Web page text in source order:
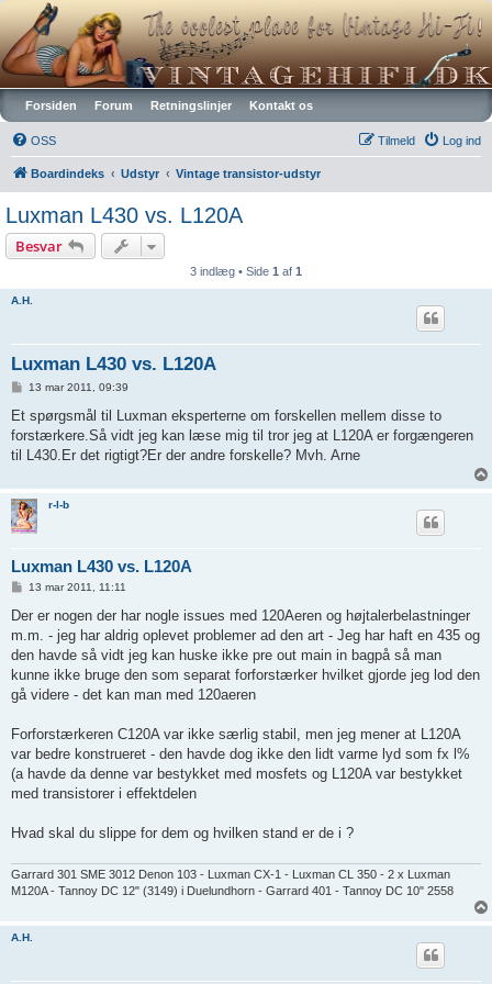
Vintagehifi.dk
Forsiden Forum Retningslinjer Kontakt os
OSS Log ind
Tilmeld
Boardindeks Udstyr Vintage transistor-udstyr
Luxman L430 vs. L120A
Besvar
3 indlæg • Side 1 af 1
A.H.
Luxman L430 vs. L120A
d
æ
g
13 mar 2011, 09:39
Et spørgsmål til Luxman eksperterne om forskellen mellem disse to
forstærkere.Så vidt jeg kan læse mig til tror jeg at L120A er forgængeren
til L430.Er det rigtigt?Er der andre forskelle? Mvh. Arne
r-l-b
Luxman L430 vs. L120A
d
æ
g
13 mar 2011, 11:11
Der er nogen der har nogle issues med 120Aeren og højtalerbelastninger
m.m. - jeg har aldrig oplevet problemer ad den art - Jeg har haft en 435 og
den havde så vidt jeg kan huske ikke pre out main in bagpå så man
kunne ikke bruge den som separat forforstærker hvilket gjorde jeg lod den
gå videre - det kan man med 120aeren
Forforstærkeren C120A var ikke særlig stabil, men jeg mener at L120A
var bedre konstrueret - den havde dog ikke den lidt varme lyd som fx l%
(a havde da denne var bestykket med mosfets og L120A var bestykket
med transistorer i effektdelen
Hvad skal du slippe for dem og hvilken stand er de i ?
Garrard 301 SME 3012 Denon 103 - Luxman CX-1 - Luxman CL 350 - 2 x Luxman
M120A - Tannoy DC 12" (3149) i Duelundhorn - Garrard 401 - Tannoy DC 10" 2558
A.H.